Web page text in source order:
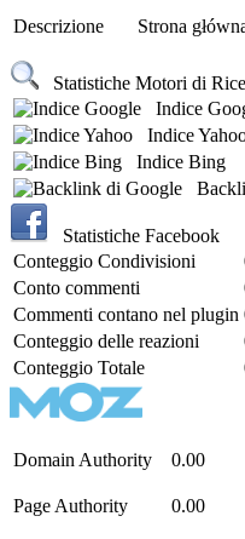
Descrizione Strona
Statistiche Motori di
Indice
Indice
Indice Bing
Statistiche Facebook
Conteggio Condivisioni
Conto commenti
Commenti contano nel plugin
Conteggio delle reazioni
Conteggio Totale
Domain Authority 0.00
Page Authority 0.00